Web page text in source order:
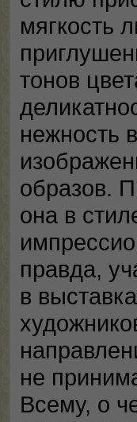
мягкость
тонов
нежность в
образов.
она в
правда,
в
не
Всему, о